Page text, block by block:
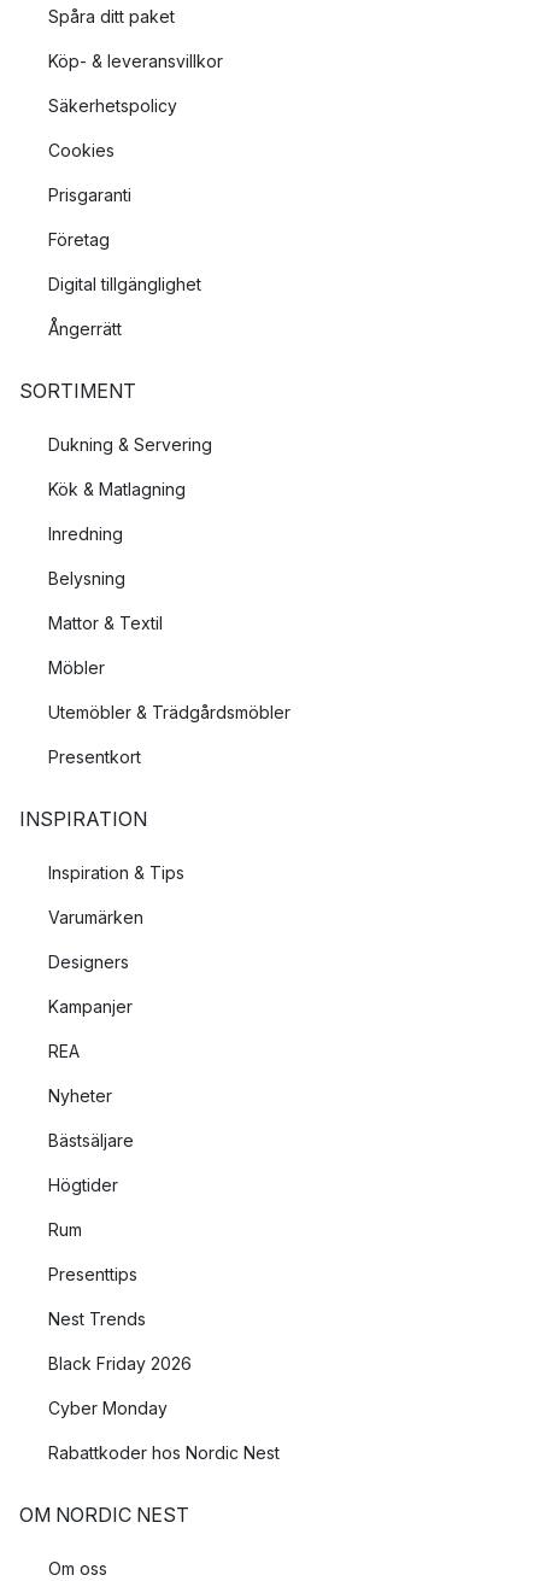
Spåra ditt paket
Köp- & leveransvillkor
Säkerhetspolicy
Cookies
Prisgaranti
Företag
Digital tillgänglighet
Ångerrätt
SORTIMENT
Dukning & Servering
Kök & Matlagning
Inredning
Belysning
Mattor & Textil
Möbler
Utemöbler & Trädgårdsmöbler
Presentkort
INSPIRATION
Inspiration & Tips
Varumärken
Designers
Kampanjer
REA
Nyheter
Bästsäljare
Högtider
Rum
Presenttips
Nest Trends
Black Friday 2026
Cyber Monday
Rabattkoder hos Nordic Nest
OM NORDIC NEST
Om oss